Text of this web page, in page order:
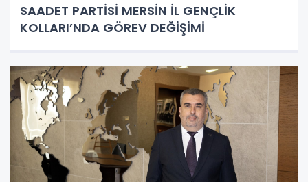
SAADET PARTİSİ MERSİN İL GENÇLİK
KOLLARI’NDA GÖREV DEĞİŞİMİ